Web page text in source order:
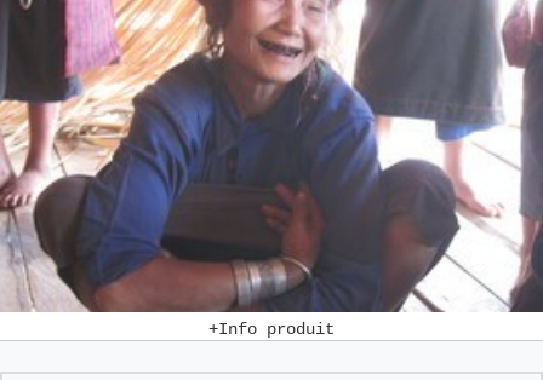
+Info produit